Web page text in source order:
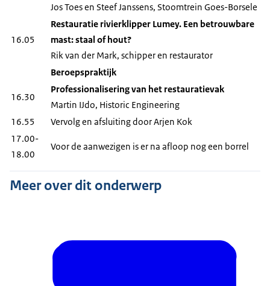
Jos Toes en Steef Janssens, Stoomtrein Goes-Borsele
16.05
Restauratie rivierklipper Lumey. Een betrouwbare
mast: staal of hout?
Rik van der Mark, schipper en restaurator
Beroepspraktijk
16.30
Professionalisering van het restauratievak
Martin IJdo, Historic Engineering
16.55
Vervolg en afsluiting door Arjen Kok
17.00-
18.00
Voor de aanwezigen is er na afloop nog een borrel
Meer over dit onderwerp